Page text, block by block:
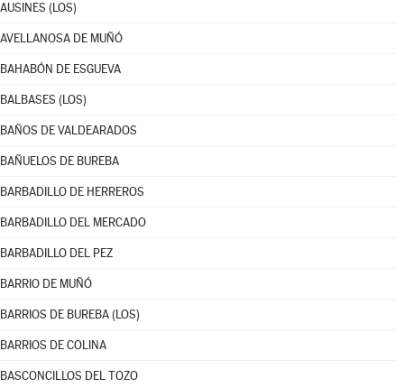
AUSINES (LOS)
AVELLANOSA DE MUÑÓ
BAHABÓN DE ESGUEVA
BALBASES (LOS)
BAÑOS DE VALDEARADOS
BAÑUELOS DE BUREBA
BARBADILLO DE HERREROS
BARBADILLO DEL MERCADO
BARBADILLO DEL PEZ
BARRIO DE MUÑÓ
BARRIOS DE BUREBA (LOS)
BARRIOS DE COLINA
BASCONCILLOS DEL TOZO